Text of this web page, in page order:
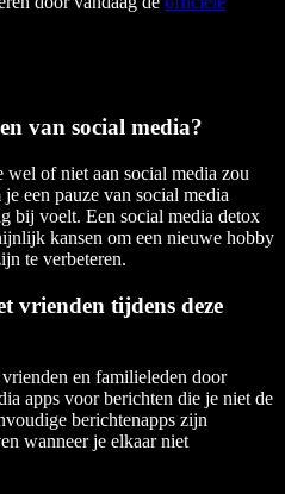
van social media?
wel of niet aan social media zou
een pauze van social media
bij voelt. Een social media detox
kansen om een nieuwe hobby
te verbeteren.
vrienden tijdens deze
en familieleden door
apps voor berichten die je niet de
berichtenapps zijn
wanneer je elkaar niet